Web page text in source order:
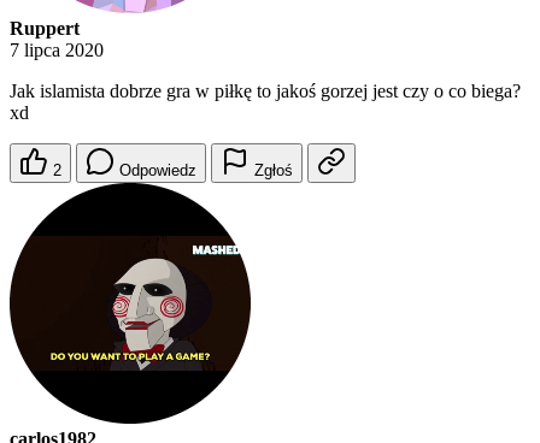
Ruppert
7 lipca 2020
Jak islamista dobrze gra w piłkę to jakoś gorzej jest czy o co biega?
xd
2 Odpowiedz Zgłoś
carlos1982